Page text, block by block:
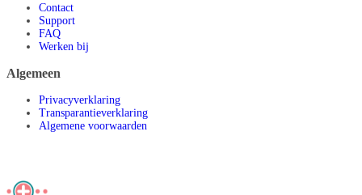
Contact
Support
FAQ
Werken bij
Algemeen
Privacyverklaring
Transparantieverklaring
Algemene voorwaarden